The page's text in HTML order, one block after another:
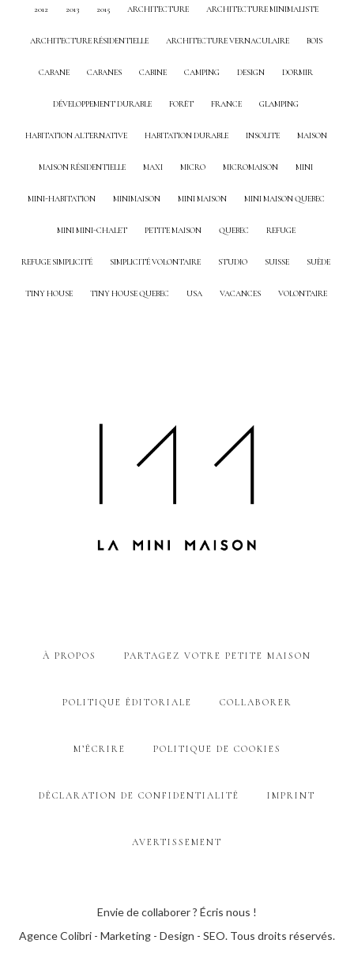
2012 2013 2015 ARCHITECTURE ARCHITECTURE MINIMALISTE
ARCHITECTURE RÉSIDENTIELLE ARCHITECTURE VERNACULAIRE BOIS
CABANE CABANES CABINE CAMPING DESIGN DORMIR
DÉVELOPPEMENT DURABLE FORÊT FRANCE GLAMPING
HABITATION ALTERNATIVE HABITATION DURABLE INSOLITE MAISON
MAISON RÉSIDENTIELLE MAXI MICRO MICROMAISON MINI
MINI-HABITATION MINIMAISON MINI MAISON MINI MAISON QUEBEC
MINI MINI-CHALET PETITE MAISON QUEBEC REFUGE
REFUGE SIMPLICITÉ SIMPLICITÉ VOLONTAIRE STUDIO SUISSE SUÈDE
TINY HOUSE TINY HOUSE QUEBEC USA VACANCES VOLONTAIRE
À PROPOS PARTAGEZ VOTRE PETITE MAISON
POLITIQUE ÉDITORIALE COLLABORER
M’ÉCRIRE POLITIQUE DE COOKIES
DÉCLARATION DE CONFIDENTIALITÉ IMPRINT
AVERTISSEMENT
Envie de collaborer ? Écris nous !
Agence Colibri - Marketing - Design - SEO. Tous droits réservés.